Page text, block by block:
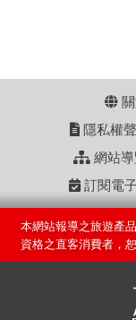
隱私權
網站導
訂閱電
本網站報導之旅遊產
資格之直客消費者，